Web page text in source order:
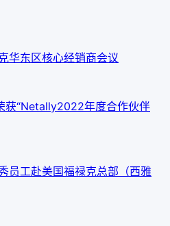
华东区核心经销商会议
获“Netally2022年度合作伙伴
员工赴美国福禄克总部（西雅